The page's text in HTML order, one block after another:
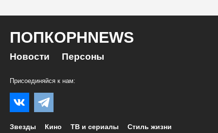
ПОПКОРНNEWS
Новости Персоны
Присоединяйся к нам:
Звезды Кино ТВ и сериалы Стиль жизни